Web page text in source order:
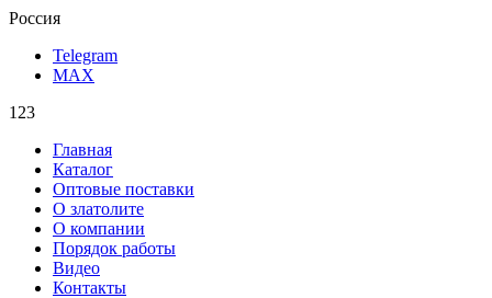
Россия
Telegram
MAX
123
Главная
Каталог
Оптовые поставки
О златолите
О компании
Порядок работы
Видео
Контакты